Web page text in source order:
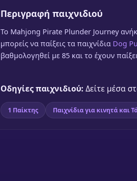
Περιγραφή παιχνιδιού
To Mahjong Pirate Plunder Journey
μπορείς να παίξεις τα παιχνίδια Dog
βαθμολογηθεί με 85 και το έχουν
Οδηγίες παιχνιδιού: Δείτε μέσα
1 Παίκτης Παιχνίδια για κινητά και